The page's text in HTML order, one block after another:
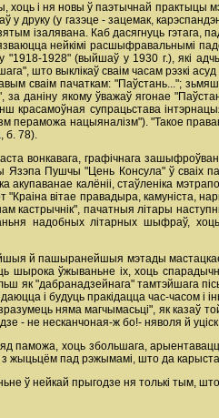
хоць i ня новы ў паэтычнай практыцы
друку (у газэце - зацемак,
ізалявана. Каб дасягнуць
нейкімі расшыфравальнымі
"1918-1928" (выйшаў у 1930 г.), які
што выклікаў сваім часам рэзкі
сваім пачаткам: "Паўстань...";
даніну якому ўважаў ягонае
красамоўная супрацьстава
пераможа нацыяналізм"). "Такое
б. 78).
вонкавага, графічнага
Пушчы "Цень Консула" ў сваіх
акупаванае калёніі, стаўленіка
"Краіна вітае правадыра, камуніста,
кастрычнік", пачатныя літары
надобных літарных шыфраў,
й пашыранейшыя мэтады
шырока ўжываньне ix, хоць
як "дабранадзейнага" тамтэйшага
i будуць пракідацца час-часом
няма магчымасьці", як казаў
- не несканчоная-ж бо!- няволя й
хоць збольшага,
жыцьцём пад рэжымамі, што да
ў нейкай прыгодзе ня толькі тым,